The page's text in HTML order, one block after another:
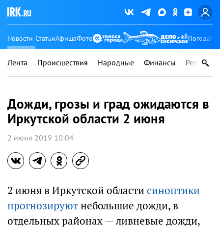
Новости СтатьиАфишаФото Погода
Лента Происшествия Народные Финансы Регионы
Дожди, грозы и град ожидаются в
Иркутской области 2 июня
2 июня 2019 10:04
2 июня в Иркутской области синоптики
прогнозируютнебольшие дожди, в
отдельных районах — ливневые дожди,